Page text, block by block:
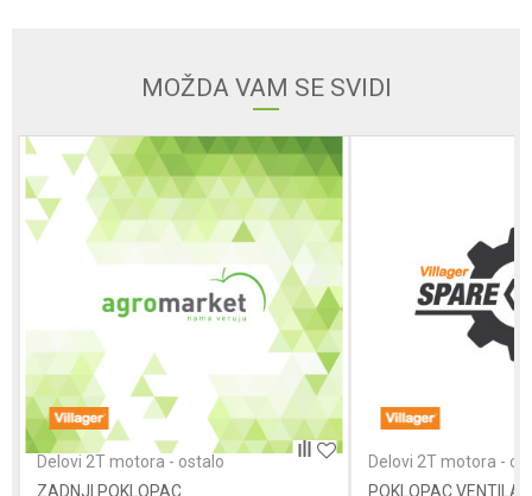
Poruka
POŠALJI
MOŽDA VAM SE SVIDI
Delovi 2T motora - ostalo
ZADNJI POKLOPAC
Delovi 2T motora -
POKLOPAC